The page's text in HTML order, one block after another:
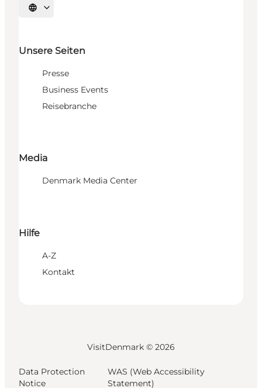
Sprache auswählen
Unsere Seiten
Presse
Business Events
Reisebranche
Media
Denmark Media Center
Hilfe
A-Z
Kontakt
VisitDenmark © 2026
Data Protection
Notice
WAS (Web Accessibility
Statement)